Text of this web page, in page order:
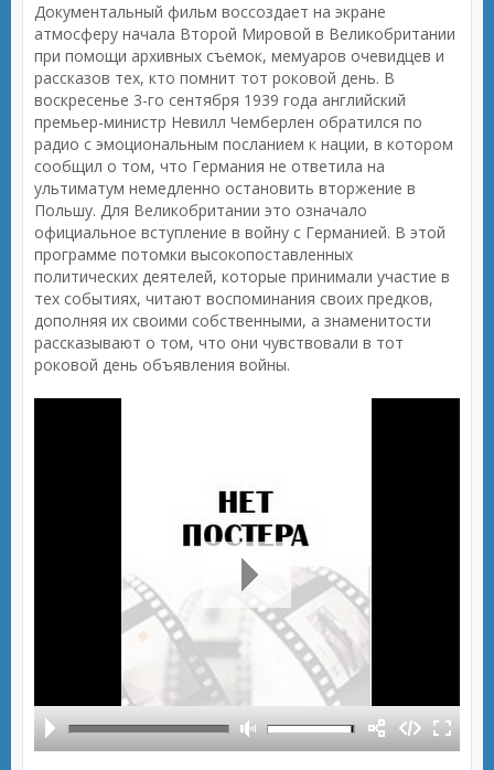
Документальный фильм воссоздает на экране
атмосферу начала Второй Мировой в Великобритании
при помощи архивных съемок, мемуаров очевидцев и
рассказов тех, кто помнит тот роковой день. В
воскресенье 3-го сентября 1939 года английский
премьер-министр Невилл Чемберлен обратился по
радио с эмоциональным посланием к нации, в котором
сообщил о том, что Германия не ответила на
ультиматум немедленно остановить вторжение в
Польшу. Для Великобритании это означало
официальное вступление в войну с Германией. В этой
программе потомки высокопоставленных
политических деятелей, которые принимали участие в
тех событиях, читают воспоминания своих предков,
дополняя их своими собственными, а знаменитости
рассказывают о том, что они чувствовали в тот
роковой день объявления войны.